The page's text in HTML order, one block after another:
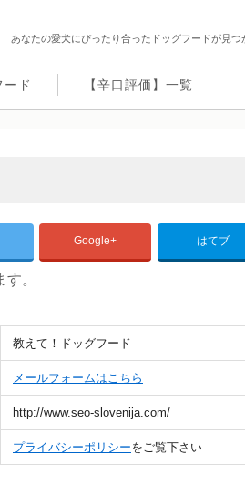
あなたの愛犬にぴったり合ったドッグフードが見つ
ド 【辛口評価】一覧
Google+ はてブ
。
教えて！ドッグフード
メールフォームはこちら
http://www.seo-slovenija.com/
プライバシーポリシーをご覧下さい